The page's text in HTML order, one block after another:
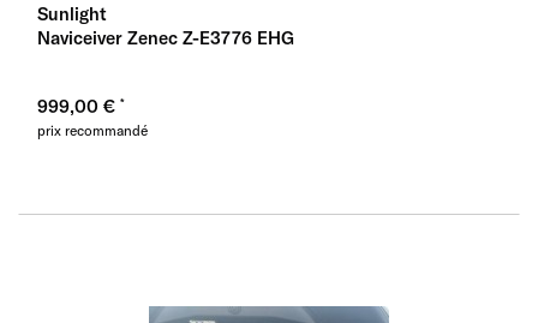
Sunlight
Naviceiver Zenec Z-E3776 EHG
999,00 €
prix recommandé